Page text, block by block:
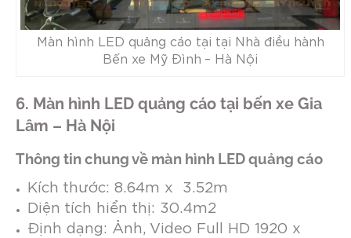
Màn hình LED quảng cáo tại tại Nhà điều hành
Bến xe Mỹ Đình – Hà Nội
6. Màn hình LED quảng cáo tại bến xe Gia
Lâm – Hà Nội
Thông tin chung về màn hình LED quảng cáo
Kích thước: 8.64m x 3.52m
Diện tích hiển thị: 30.4m2
Định dạng: Ảnh, Video Full HD 1920 x